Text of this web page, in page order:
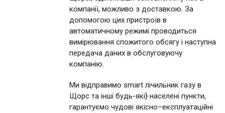
компанії, можливо з доставкою. За
допомогою цих пристроїв в
автоматичному режимі проводиться
вимірювання спожитого обсягу і наступна
передача даних в обслуговуючу
компанію.
Ми відправимо smart лічильник газу в
Щорс та інші будь-які} населені пункти,
гарантуємо чудові якісно–експлуатаційні